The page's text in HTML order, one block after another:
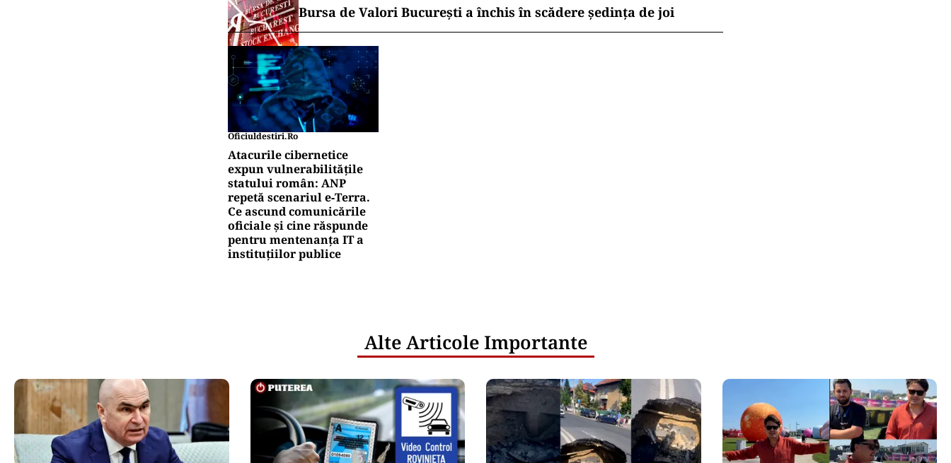
Bursa de Valori București a închis în scădere ședința de joi
Oficiuldestiri.ro
Atacurile cibernetice
expun vulnerabilitățile
statului român: ANP
repetă scenariul e‑Terra.
Ce ascund comunicările
oficiale și cine răspunde
pentru mentenanța IT a
instituțiilor publice
Alte Articole Importante